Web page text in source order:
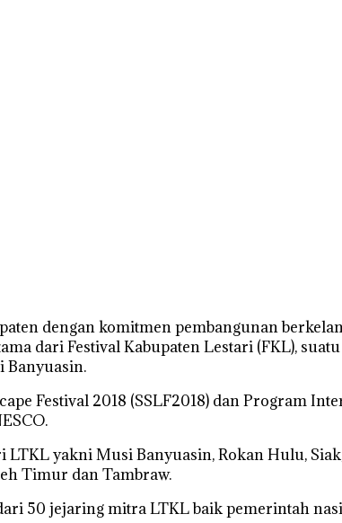
dengan komitmen pembangunan
dari Festival Kabupaten Lestari (FKL),
Banyuasin.
Festival 2018 (SSLF2018) dan Program
yakni Musi Banyuasin, Rokan Hulu,
Timur dan Tambraw.
50 jejaring mitra LTKL baik pemerintah